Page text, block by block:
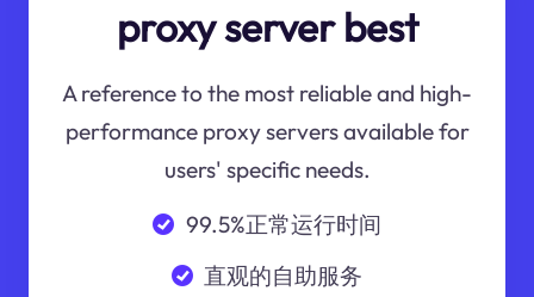
proxy server best
A reference to the most reliable and high-
performance proxy servers available for
users' specific needs.
99.5%正常运行时间
直观的自助服务